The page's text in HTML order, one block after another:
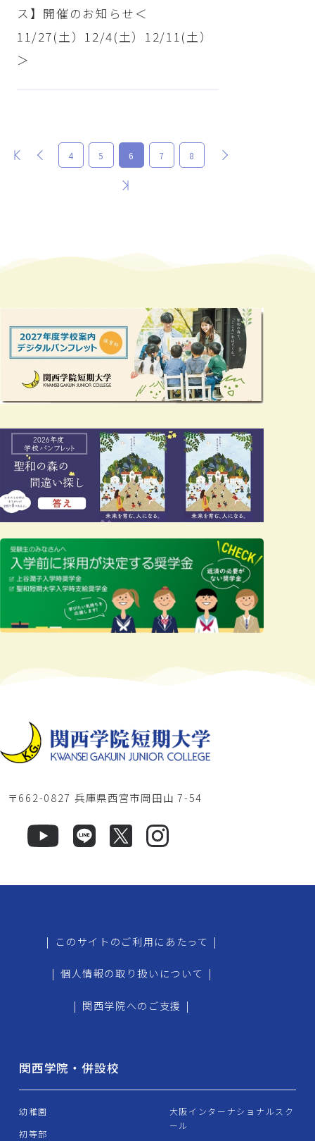
ス】開催のお知らせ＜
11/27(土）12/4(土）12/11(土）
＞
最初 前 4 5 6 7 8
最後
〒662-0827 兵庫県西宮市岡田山 7-54
| このサイトのご利用にあたって |
| 個人情報の取り扱いについて |
| 関西学院へのご支援 |
関西学院・併設校
幼稚園
初等部
大阪インターナショナルスク
ール